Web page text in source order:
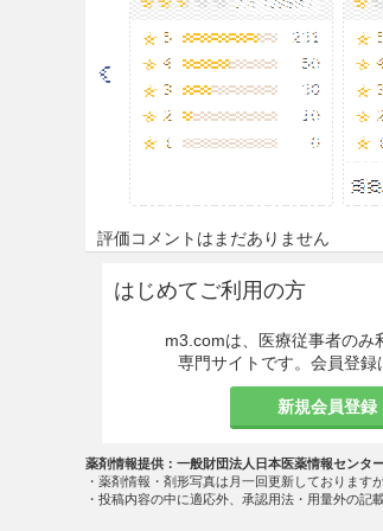
評価コメントはまだありません
はじめてご利用の方
m3.comは、医療従事者のみ
専門サイトです。会員登録
新規会員登録
薬剤情報提供：一般財団法人日本医薬情報センタ
・薬剤情報・剤形写真は月一回更新しております
・投稿内容の中に適応外、承認用法・用量外の記